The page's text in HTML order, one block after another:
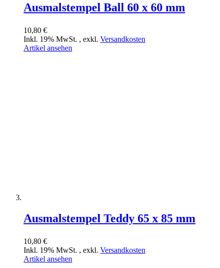
Ausmalstempel Ball 60 x 60 mm
10,80 €
Inkl. 19% MwSt. , exkl. Versandkosten
Artikel ansehen
Ausmalstempel Teddy 65 x 85 mm
10,80 €
Inkl. 19% MwSt. , exkl. Versandkosten
Artikel ansehen